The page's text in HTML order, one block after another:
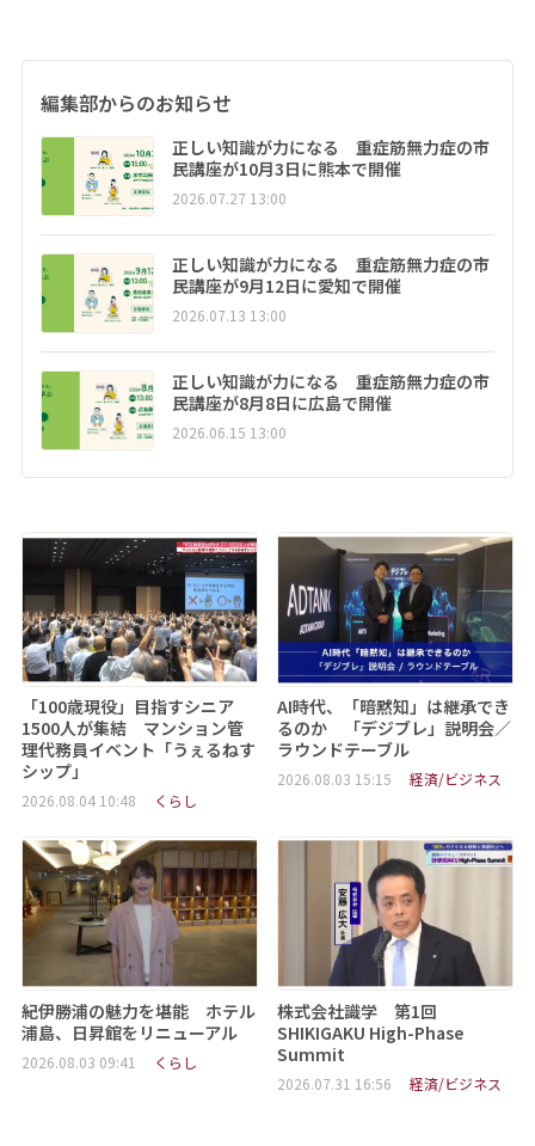
編集部からのお知らせ
正しい知識が力になる 重症筋無力症の市
民講座が10月3日に熊本で開催
2026.07.27 13:00
正しい知識が力になる 重症筋無力症の市
民講座が9月12日に愛知で開催
2026.07.13 13:00
正しい知識が力になる 重症筋無力症の市
民講座が8月8日に広島で開催
2026.06.15 13:00
「100歳現役」目指すシニア
1500人が集結 マンション管
理代務員イベント「うぇるねす
シップ」
2026.08.04 10:48 くらし
AI時代、「暗黙知」は継承でき
るのか 「デジブレ」説明会／
ラウンドテーブル
2026.08.03 15:15 経済/ビジネス
紀伊勝浦の魅力を堪能 ホテル
浦島、日昇館をリニューアル
2026.08.03 09:41 くらし
株式会社識学 第1回
SHIKIGAKU High-Phase
Summit
2026.07.31 16:56 経済/ビジネス